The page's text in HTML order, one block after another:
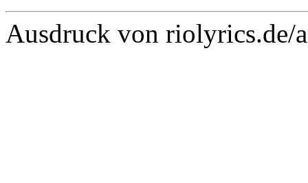
Ausdruck von riolyrics.de/